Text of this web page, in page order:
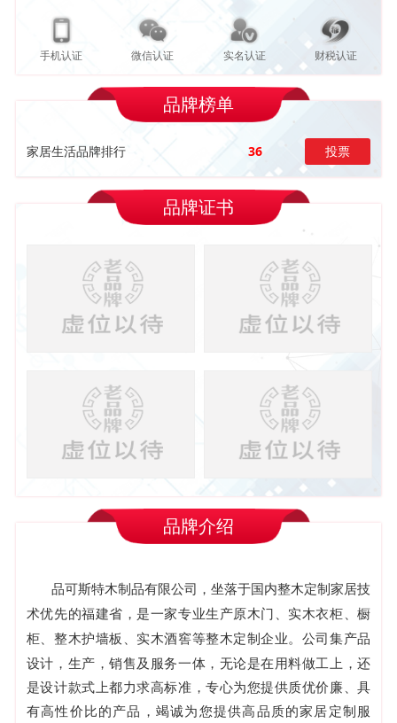
手机认证 微信认证 实名认证 财税认证
品牌榜单
家居生活品牌排行 36 投票
品牌证书
品牌介绍
品可斯特木制品有限公司 ，坐落于国内整木定制家居技
术优先的福建省，是一家专业生产原木门、实木衣柜、橱
柜、整木护墙板、实木酒窖等整木定制企业。公司集产品
设计，生产，销售及服务一体，无论是在用料做工上，还
是设计款式上都力求高标准，专心为您提供质优价廉、具
有高性价比的产品，竭诚为您提供高品质的家居定制服